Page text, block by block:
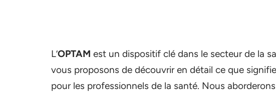
L’OPTAM est un dispositif clé dans le secteur de la
vous proposons de découvrir en détail ce que
pour les professionnels de la santé. Nous